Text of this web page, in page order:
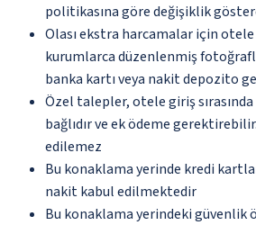
politikasına göre değişiklik
Olası ekstra harcamalar için
kurumlarca düzenlenmiş
banka kartı veya nakit depozito
Özel talepler, otele giriş
bağlıdır ve ek ödeme
edilemez
Bu konaklama yerinde kredi
nakit kabul edilmektedir
Bu konaklama yerindeki güvenlik